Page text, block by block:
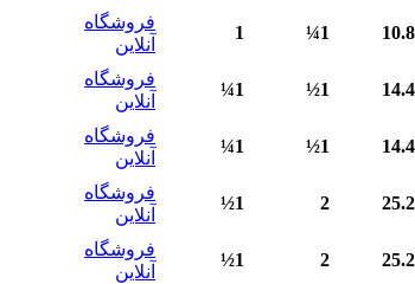
10.8
1¼
1
فروشگاه
آنلاین
14.4
1½
1¼
فروشگاه
آنلاین
14.4
1½
1¼
فروشگاه
آنلاین
25.2
2
1½
فروشگاه
آنلاین
25.2
2
1½
فروشگاه
آنلاین